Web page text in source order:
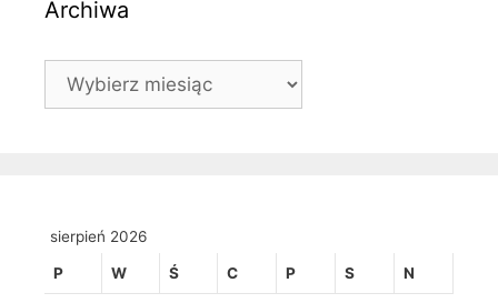
Archiwa
Archiwa
sierpień 2026
P W Ś C P S N